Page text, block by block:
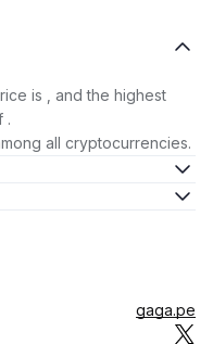
is , and the highest
.
all cryptocurrencies.
gaga.pe